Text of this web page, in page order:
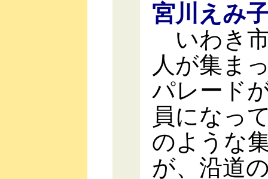
宮川えみ
いわき
人が集ま
パレード
員になっ
のような
が、沿道